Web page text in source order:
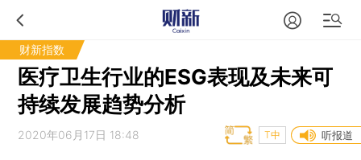
财新指数
医疗卫生行业的ESG表现及未来可
持续发展趋势分析
2020年06月17日 18:48 听报道
T中